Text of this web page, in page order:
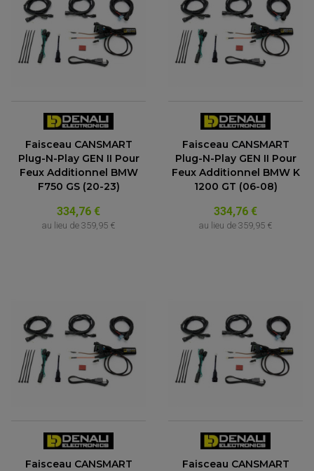
Faisceau CANSMART
Plug-N-Play GEN II Pour
Feux Additionnel BMW
F750 GS (20-23)
334,76 €
au lieu de 359,95 €
Faisceau CANSMART
Plug-N-Play GEN II Pour
Feux Additionnel BMW K
1200 GT (06-08)
334,76 €
au lieu de 359,95 €
Faisceau CANSMART
Faisceau CANSMART